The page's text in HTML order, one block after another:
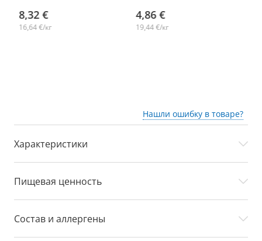
8,32 €
16,64 €/кг
4,86 €
19,44 €/кг
Нашли ошибку в товаре?
Характеристики
Пищевая ценность
Состав и аллергены